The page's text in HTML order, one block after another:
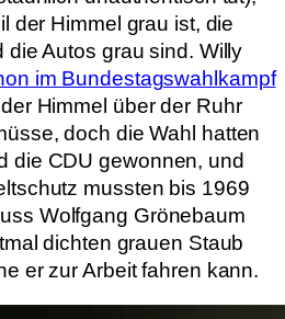
der Himmel grau ist, die
Autos grau sind. Willy
im Bundestagswahlkampf
Himmel über der Ruhr
doch die Wahl hatten
die CDU gewonnen, und
mussten bis 1969
Wolfgang Grönebaum
dichten grauen Staub
er zur Arbeit fahren kann.